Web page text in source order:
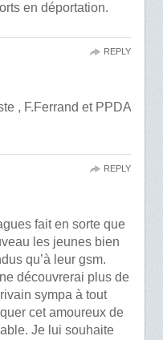
en déportation.
, F.Ferrand et PPDA
REPLY
fait en sorte que
les jeunes bien
qu’à leur gsm.
découvrerai plus de
sympa à tout
cet amoureux de
Je lui souhaite
REPLY